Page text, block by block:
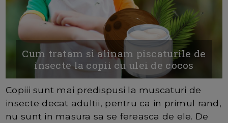
Cum tratam si alinam piscaturile de
insecte la copii cu ulei de cocos
Copiii sunt mai predispusi la muscaturi de
insecte decat adultii, pentru ca in primul rand,
nu sunt in masura sa se fereasca de ele. De